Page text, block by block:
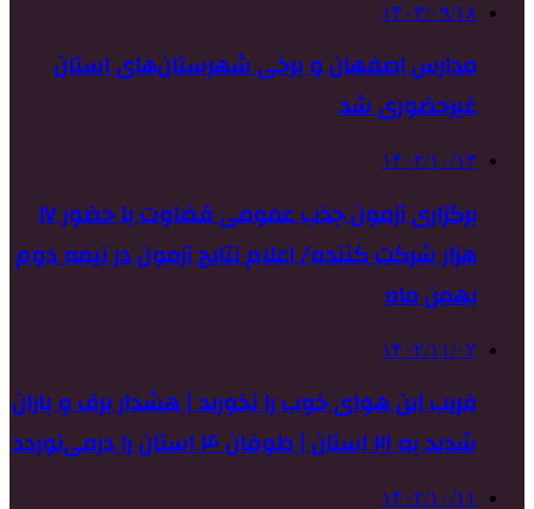
۱۴۰۳/۰۹/۱۸
مدارس اصفهان و برخی شهرستان‌های استان
غیرحضوری شد
۱۴۰۲/۱۰/۱۳
برگزاری آزمون جذب عمومی قضاوت با حضور ۱۷
هزار شرکت کننده/ اعلام نتایج آزمون در نیمه دوم
بهمن ماه
۱۴۰۲/۱۱/۰۲
فریب این هوای خوب را نخورید | هشدار برف و باران
شدید به ۲۱ استان | طوفان ۴ استان را درمی‌نوردد
۱۴۰۲/۱۰/۱۱